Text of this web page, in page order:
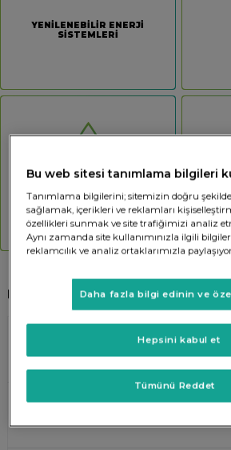
YENİLENEBİLİR ENERJİ
SİSTEMLERİ
KOMBİ
A Sınıfı Mevsimsel Enerji
Bu web sitesi tanımlama bilgileri
Tanımlama bilgilerini; sitemizin doğru şekilde
sağlamak, içerikleri ve reklamları
özellikleri sunmak ve site trafiğimizi analiz
Aynı zamanda site kullanımınızla ilgili
reklamcılık ve analiz ortaklarımızla
Daha fazla bilgi edinin ve
Tümünü Reddet
Hepsini kabul et